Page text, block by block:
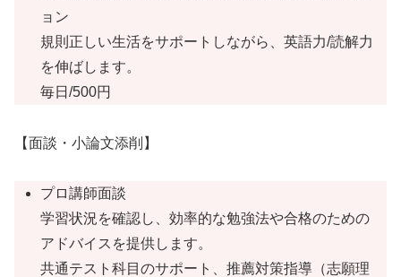
ョン
規則正しい生活をサポートしながら、英語力/読解力
を伸ばします。
毎日/500円
【面談・小論文添削】
プロ講師面談
学習状況を確認し、効率的な勉強法や合格のための
アドバイスを提供します。
共通テスト科目のサポート、推薦対策指導（志願理